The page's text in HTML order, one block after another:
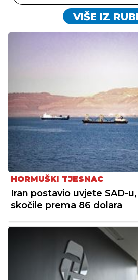
VIŠE IZ
HORMUŠKI TJESNAC
Iran postavio uvjete SAD-
skočile prema 86 dolara